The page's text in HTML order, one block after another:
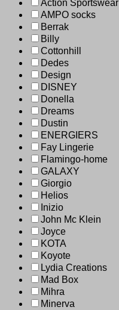
Action Sportswear
AMPO socks
Berrak
Billy
Cottonhill
Dedes
Design
DISNEY
Donella
Dreams
Dustin
ENERGIERS
Fay Lingerie
Flamingo-home
GALAXY
Giorgio
Helios
Inizio
John Mc Klein
Joyce
KOTA
Koyote
Lydia Creations
Mad Box
Mihra
Minerva